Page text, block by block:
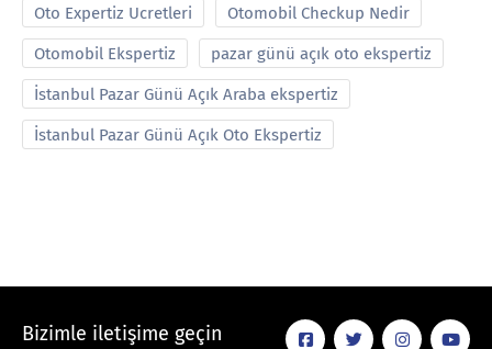
Oto Expertiz Ucretleri Otomobil Checkup Nedir
Otomobil Ekspertiz pazar günü açık oto ekspertiz
İstanbul Pazar Günü Açık Araba ekspertiz
İstanbul Pazar Günü Açık Oto Ekspertiz
Bizimle iletişime geçin